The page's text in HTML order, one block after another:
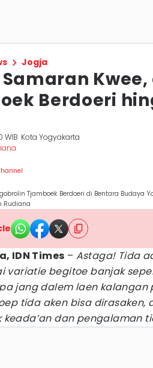
Jogja
Berdoeri
WIB Kota Yogyakarta
Tjamboek Berdoeri di Bentara Budaya
Rudiana
IDN Times – Astaga! Tida
variatie begitoe banjak
jang dalem laen
tida aken bisa
keada’an dan pengalaman